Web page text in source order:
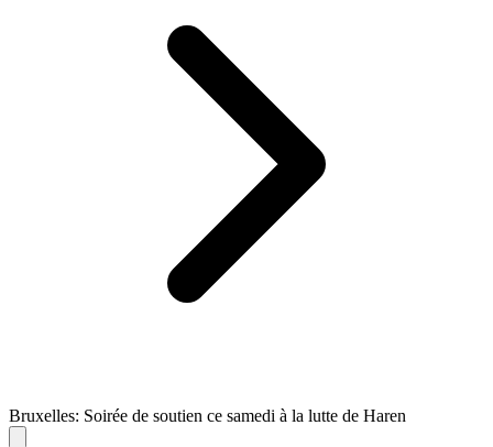
Bruxelles: Soirée de soutien ce samedi à la lutte de Haren